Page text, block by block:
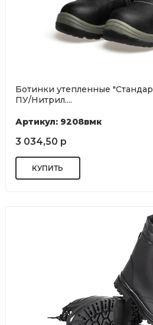
Ботинки утепленные
ПУ/Нитрил....
Артикул: 9208вмк
3 034,50 р